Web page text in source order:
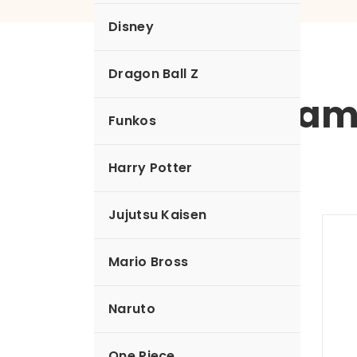
Disney
Dragon Ball Z
Funkos
Harry Potter
Jujutsu Kaisen
Mario Bross
Naruto
taza de